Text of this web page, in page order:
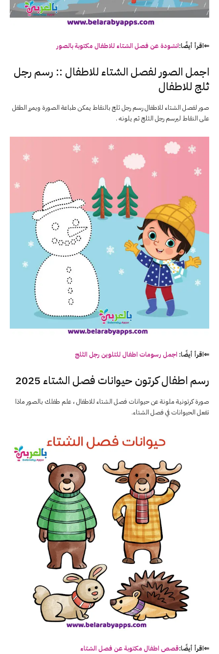
⇐اقرأ أيضًا:انشودة عن فصل الشتاء للاطفال مكتوبة بالصور
اجمل الصور لفصل الشتاء للاطفال :: رسم رجل
ثلج للاطفال
صور لفصل الشتاء للاطفال رسم رجل ثلج بالنقاط يمكن طباعة الصورة ويمرر الطفل
على النقاط ليرسم رجل الثلج ثم يلونه .
⇐اقرأ أيضًا: اجمل رسومات اطفال للتلوين رجل الثلج
رسم اطفال كرتون حيوانات فصل الشتاء 2025
صورة كرتونية ملونة عن حيوانات فصل الشتاء للاطفال ، علم طفلك بالصور ماذا
تفعل الحيوانات في فصل الشتاء.
⇐اقرأ أيضًا:قصص اطفال مكتوبة عن فصل الشتاء